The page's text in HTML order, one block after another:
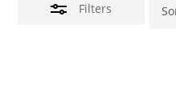
Filters